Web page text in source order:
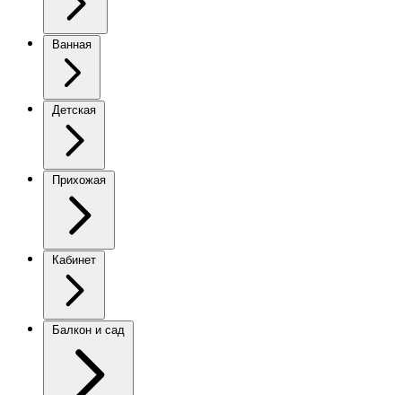
Ванная
Детская
Прихожая
Кабинет
Балкон и сад